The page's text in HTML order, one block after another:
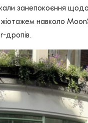
занепокоєння
навколо
дропів.